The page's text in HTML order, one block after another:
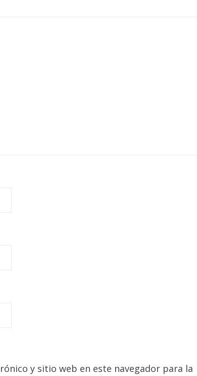
y sitio web en este navegador para la